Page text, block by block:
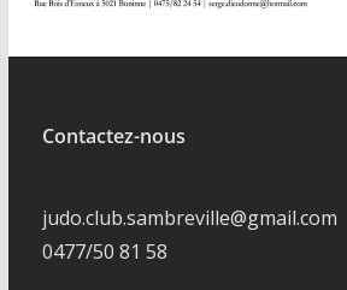
Contactez-nous
judo.club.sambreville@gmail.com
0477/50 81 58